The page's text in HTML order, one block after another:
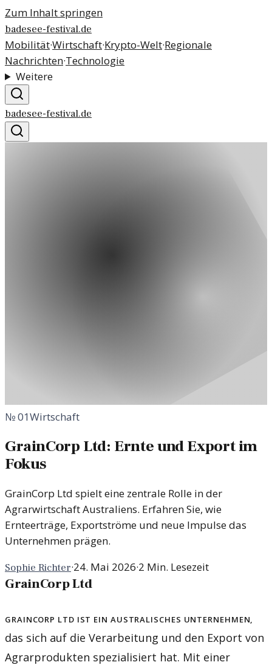
Zum Inhalt springen
badesee-festival.de
Mobilität·Wirtschaft·Krypto-Welt·Regionale
Nachrichten·Technologie
Weitere
badesee-festival.de
№01Wirtschaft
GrainCorp Ltd: Ernte und Export im
Fokus
GrainCorp Ltd spielt eine zentrale Rolle in der
Agrarwirtschaft Australiens. Erfahren Sie, wie
Ernteerträge, Exportströme und neue Impulse das
Unternehmen prägen.
Sophie Richter·24. Mai 2026·2 Min. Lesezeit
GrainCorp Ltd
GrainCorp Ltd ist ein australisches Unternehmen,
das sich auf die Verarbeitung und den Export von
Agrarprodukten spezialisiert hat. Mit einer